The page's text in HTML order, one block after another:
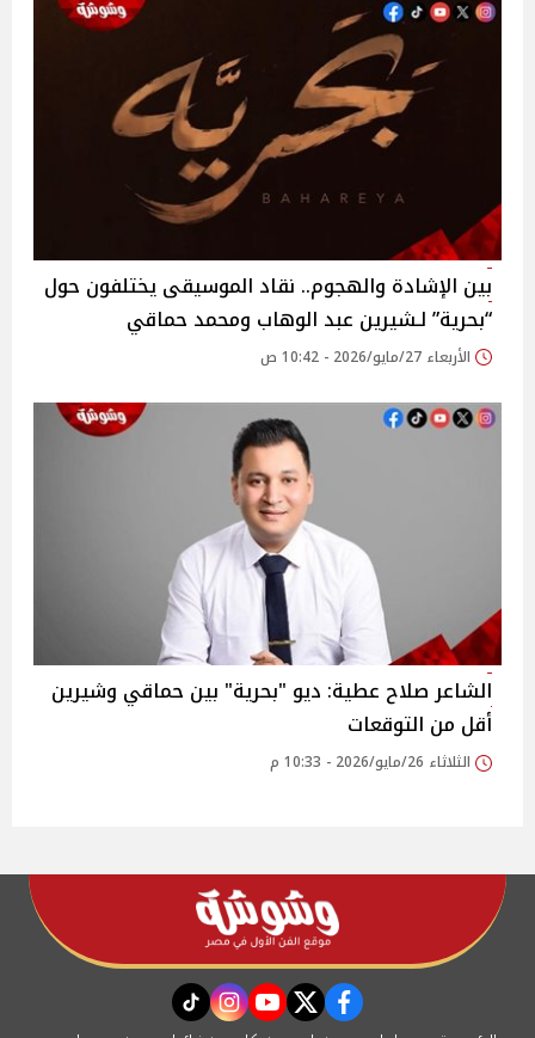
بين الإشادة والهجوم.. نقاد الموسيقى يختلفون حول
“بحرية” لـشيرين عبد الوهاب ومحمد حماقي
الأربعاء 27/مايو/2026 - 10:42 ص
الشاعر صلاح عطية: ديو "بحرية" بين حماقي وشيرين
أقل من التوقعات
الثلاثاء 26/مايو/2026 - 10:33 م
facebook
twitter
youtube
instagram
tiktok